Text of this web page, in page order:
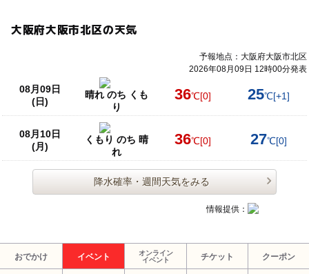
大阪府大阪市北区の天気
予報地点：大阪府大阪市北区
2026年08月09日 12時00分発表
08月09日
(日)
晴れ のち くも
り
36℃[0] 25℃[+1]
08月10日
(月)
くもり のち 晴
れ
36℃[0] 27℃[0]
降水確率・週間天気をみる
情報提供：
おでかけ イベント
オンライン
イベント
チケット クーポン